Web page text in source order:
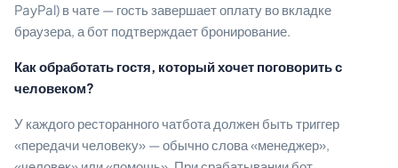
PayPal) в чате — гость завершает оплату во вкладке
браузера, а бот подтверждает бронирование.
Как обработать гостя, который хочет поговорить с
человеком?
У каждого ресторанного чатбота должен быть триггер
«передачи человеку» — обычно слова «менеджер»,